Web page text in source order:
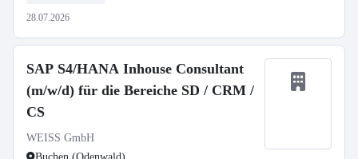
28.07.2026
SAP S4/HANA Inhouse Consultant
(m/w/d) für die Bereiche SD / CRM /
CS
WEISS GmbH